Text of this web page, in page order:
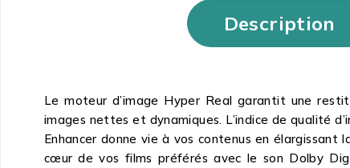
Description
Le moteur d’image Hyper Real garantit une
images nettes et dynamiques. L’indice de qualité
Enhancer donne vie à vos contenus en
cœur de vos films préférés avec le son Dolby